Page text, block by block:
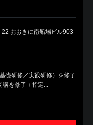
おおきに南船場ビル903
礎研修／実践研修）を修了
講を修了＋指定...